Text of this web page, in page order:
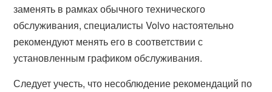
заменять в рамках обычного технического
обслуживания, специалисты Volvo настоятельно
рекомендуют менять его в соответствии с
установленным графиком обслуживания.
Следует учесть, что несоблюдение рекомендаций по